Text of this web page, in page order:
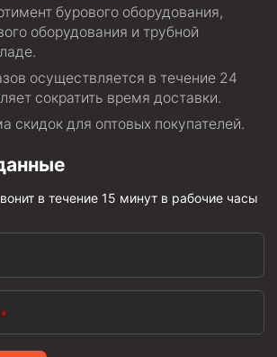
системы и оборудование для
очистки бурового раствора
оснастка обсадных колонн
ПЦ
КШЗ
для цементирования
ПЦ и ЦЦ
бурового оборудования,
оборудования и трубной
осуществляется в течение 24
сократить время доставки.
скидок для оптовых покупателей.
в течение 15 минут в рабочие часы